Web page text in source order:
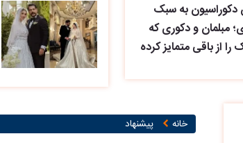
دکوراسیون به سبک
مبلمان و دکوری که
از باقی متمایز کرده
خانه پیشنهاد